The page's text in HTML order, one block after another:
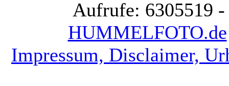
Aufrufe: 6305519
HUMMELFOTO.de
Impressum, Disclaimer,